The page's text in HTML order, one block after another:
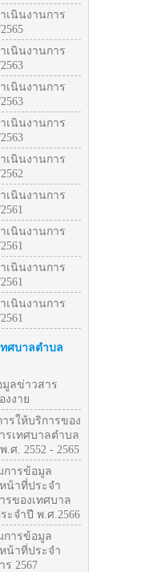
เนินงานการ
เนินงานการ
เนินงานการ
เนินงานการ
เนินงานการ
เนินงานการ
เนินงานการ
เนินงานการ
เนินงานการ
ศบาลตำบล
ลข่าวสาร
งงาย
รให้บริการของ
เทศบาลตำบล
.ศ. 2552 - 2565
การข้อมูล
น้าที่ประจำ
ของเทศบาล
ะจำปี พ.ศ.2566
การข้อมูล
น้าที่ประจำ
2567